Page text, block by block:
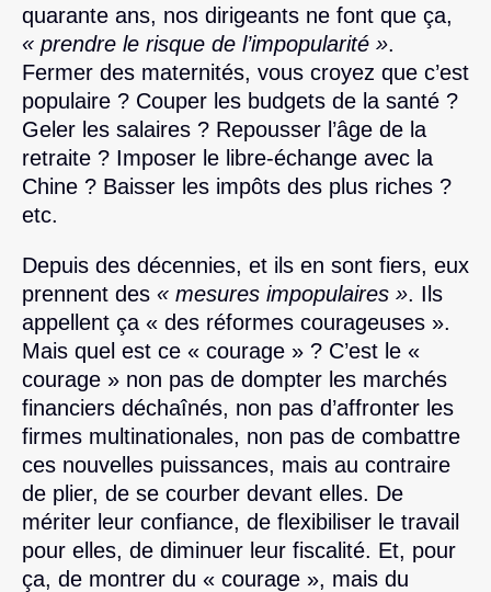
quarante ans, nos dirigeants ne font que ça,
« prendre le risque de l’impopularité ».
Fermer des maternités, vous croyez que c’est
populaire ? Couper les budgets de la santé ?
Geler les salaires ? Repousser l’âge de la
retraite ? Imposer le libre-échange avec la
Chine ? Baisser les impôts des plus riches ?
etc.
Depuis des décennies, et ils en sont fiers, eux
prennent des « mesures impopulaires ». Ils
appellent ça « des réformes courageuses ».
Mais quel est ce « courage » ? C’est le «
courage » non pas de dompter les marchés
financiers déchaînés, non pas d’affronter les
firmes multinationales, non pas de combattre
ces nouvelles puissances, mais au contraire
de plier, de se courber devant elles. De
mériter leur confiance, de flexibiliser le travail
pour elles, de diminuer leur fiscalité. Et, pour
ça, de montrer du « courage », mais du